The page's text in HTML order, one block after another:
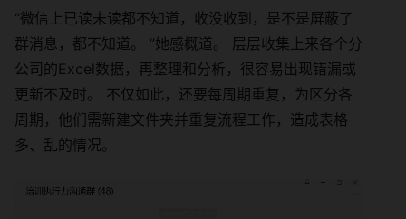
“微信上已读未读都不知道，收没收到，是不是屏蔽了
群消息，都不知道。 ”她感概道。 层层收集上来各个分
公司的Excel数据，再整理和分析，很容易出现错漏或
更新不及时。 不仅如此，还要每周期重复，为区分各
周期，他们需新建文件夹并重复流程工作，造成表格
多、乱的情况。